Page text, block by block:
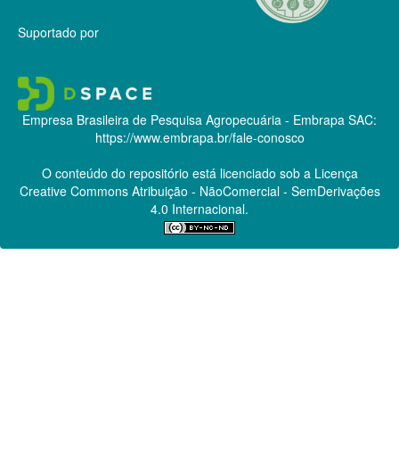
Suportado por
Empresa Brasileira de Pesquisa Agropecuária - Embrapa SAC:
https://www.embrapa.br/fale-conosco
O conteúdo do repositório está licenciado sob a Licença
Creative CommonsAtribuição - NãoComercial - SemDerivações
4.0 Internacional.